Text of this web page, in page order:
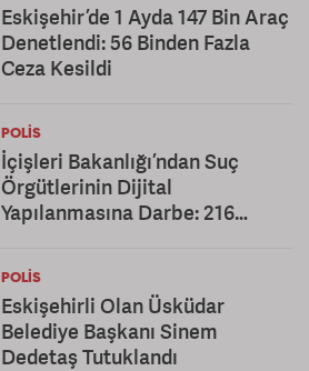
Eskişehir’de 1 Ayda 147 Bin Araç
Denetlendi: 56 Binden Fazla
Ceza Kesildi
POLIS
İçişleri Bakanlığı’ndan Suç
Örgütlerinin Dijital
Yapılanmasına Darbe: 216
POLIS
Eskişehirli Olan Üsküdar
Belediye Başkanı Sinem
Dedetaş Tutuklandı